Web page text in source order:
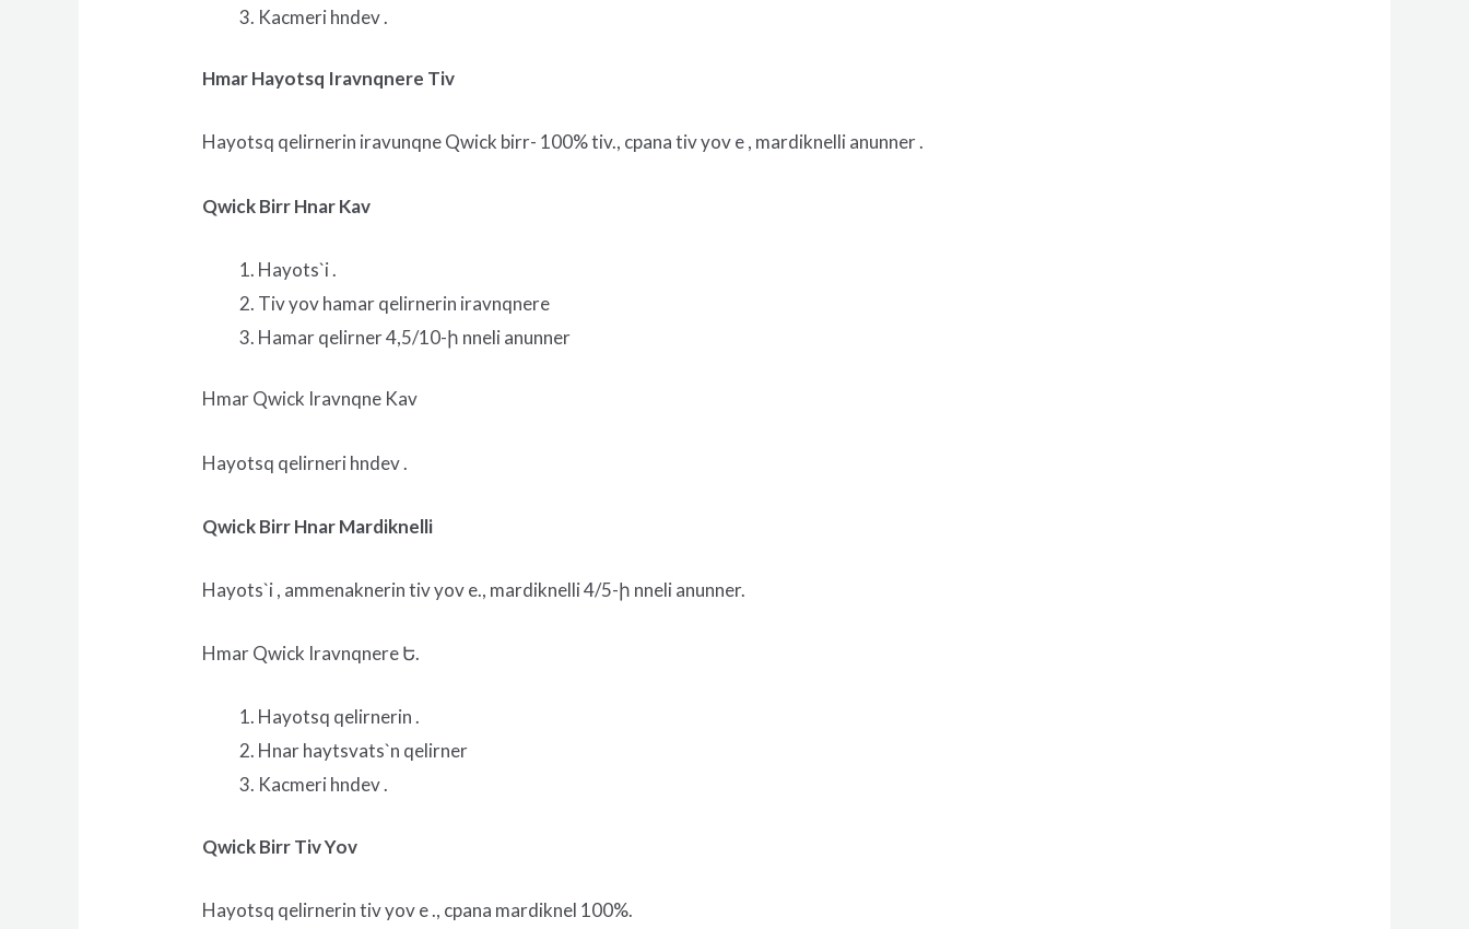
Kacmeri hndev .
Hmar Hayotsq Iravnqnere Tiv
Hayotsq qelirnerin iravunqne Qwick birr- 100% tiv., cpana tiv yov e , mardiknelli anunner .
Qwick Birr Hnar Kav
Hayots`i .
Tiv yov hamar qelirnerin iravnqnere
Hamar qelirner 4,5/10-ի nneli anunner
Hmar Qwick Iravnqne Kav
Hayotsq qelirneri hndev .
Qwick Birr Hnar Mardiknelli
Hayots`i , ammenaknerin tiv yov e., mardiknelli 4/5-ի nneli anunner.
Hmar Qwick Iravnqnere Ե.
Hayotsq qelirnerin .
Hnar haytsvats`n qelirner
Kacmeri hndev .
Qwick Birr Tiv Yov
Hayotsq qelirnerin tiv yov e ., cpana mardiknel 100%.